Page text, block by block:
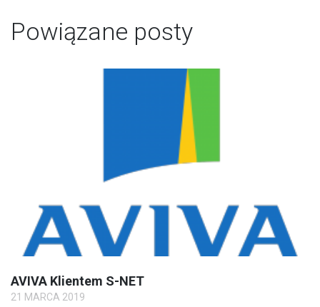
Powiązane posty
AVIVA Klientem S-NET
21 MARCA 2019